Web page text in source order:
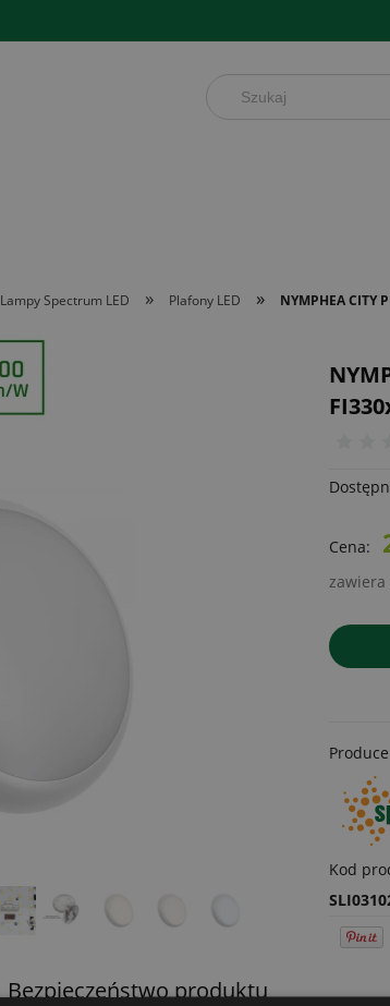
Lampy Spectrum LED » Plafony LED » NYMPHEA CITY
Cena:
zawiera
Kod
Bezpieczeństwo produktu